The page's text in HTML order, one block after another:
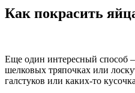
Как покрасить
Еще один интересный способ –
шелковых тряпочках или
галстуков или каких-то